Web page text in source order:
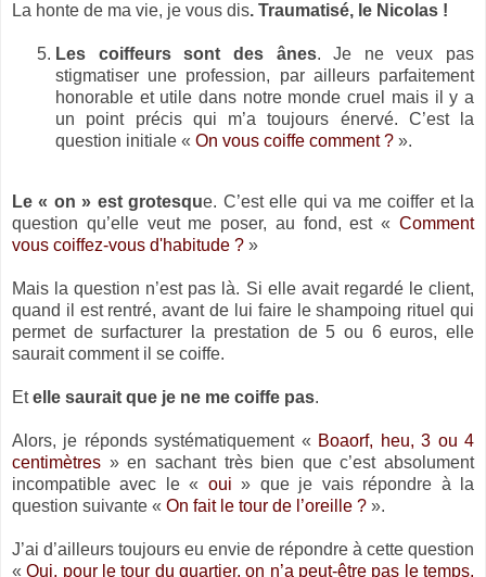
La honte de ma vie, je vous dis. Traumatisé, le Nicolas !
Les coiffeurs sont des ânes. Je ne veux pas
stigmatiser une profession, par ailleurs parfaitement
honorable et utile dans notre monde cruel mais il y a
un point précis qui m’a toujours énervé. C’est la
question initiale « On vous coiffe comment ? ».
Le « on » est grotesque. C’est elle qui va me coiffer et la
question qu’elle veut me poser, au fond, est « Comment
vous coiffez-vous d'habitude ? »
Mais la question n’est pas là. Si elle avait regardé le client,
quand il est rentré, avant de lui faire le shampoing rituel qui
permet de surfacturer la prestation de 5 ou 6 euros, elle
saurait comment il se coiffe.
Etelle saurait que je ne me coiffe pas.
Alors, je réponds systématiquement « Boaorf, heu, 3 ou 4
centimètres » en sachant très bien que c’est absolument
incompatible avec le « oui » que je vais répondre à la
question suivante « On fait le tour de l’oreille ? ».
J’ai d’ailleurs toujours eu envie de répondre à cette question
«Oui, pour le tour du quartier, on n’a peut-être pas le temps,